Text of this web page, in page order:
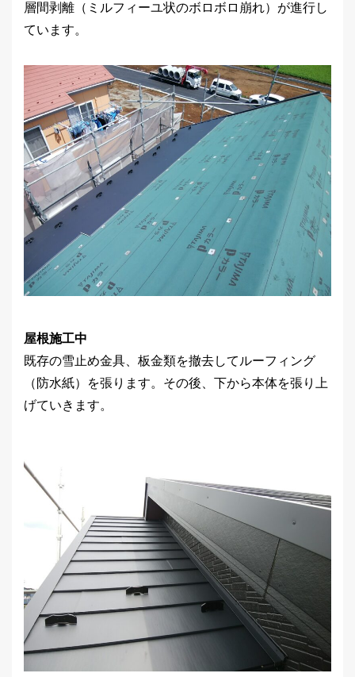
層間剥離（ミルフィーユ状のボロボロ崩れ）が進行し
ています。
屋根施工中
既存の雪止め金具、板金類を撤去してルーフィング
（防水紙）を張ります。その後、下から本体を張り上
げていきます。